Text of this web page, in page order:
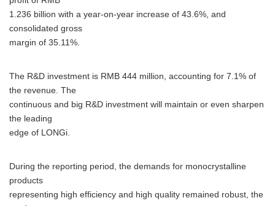
1.236 billion with a year-on-year increase of 43.6%, and
consolidated gross
margin of 35.11%.
The R&D investment is RMB 444 million, accounting for 7.1% of
the revenue. The
continuous and big R&D investment will maintain or even sharpen
the leading
edge of LONGi.
During the reporting period, the demands for monocrystalline
products
representing high efficiency and high quality remained robust, the